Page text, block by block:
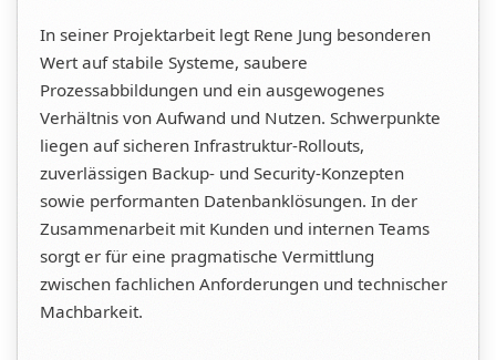
In seiner Projektarbeit legt Rene Jung besonderen
Wert auf stabile Systeme, saubere
Prozessabbildungen und ein ausgewogenes
Verhältnis von Aufwand und Nutzen. Schwerpunkte
liegen auf sicheren Infrastruktur-Rollouts,
zuverlässigen Backup- und Security-Konzepten
sowie performanten Datenbanklösungen. In der
Zusammenarbeit mit Kunden und internen Teams
sorgt er für eine pragmatische Vermittlung
zwischen fachlichen Anforderungen und technischer
Machbarkeit.